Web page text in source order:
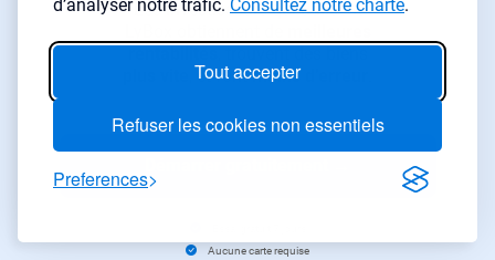
d’analyser notre trafic. Consultez notre charte.
Tout accepter
Refuser les cookies non essentiels
Preferences
Les investisseurs qui utilisent
, et fontmoins d’erreur
Aucune carte requise